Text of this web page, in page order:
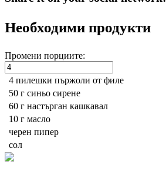
Необходими продукти
Промени порциите:
4 пилешки пържоли от филе
50 г синьо сирене
60 г настърган кашкавал
10 г масло
черен пипер
сол